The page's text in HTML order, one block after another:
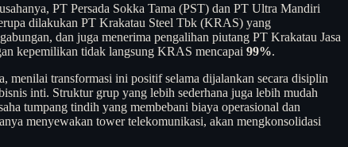
PT Persada Sokka Tama (PST) dan PT Ultra Mandiri
dilakukan PT Krakatau Steel Tbk (KRAS) yang
dan juga menerima pengalihan piutang PT Krakatau Jasa
kepemilikan tidak langsung KRAS mencapai 99%.
menilai transformasi ini positif selama dijalankan secara disiplin
inti. Struktur grup yang lebih sederhana juga lebih mudah
tumpang tindih yang membebani biaya operasional dan
menyewakan tower telekomunikasi, akan mengkonsolidasi